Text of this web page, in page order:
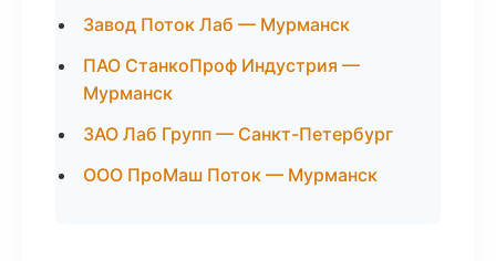
Завод Поток Лаб — Мурманск
ПАО СтанкоПроф Индустрия —
Мурманск
ЗАО Лаб Групп — Санкт-Петербург
ООО ПроМаш Поток — Мурманск